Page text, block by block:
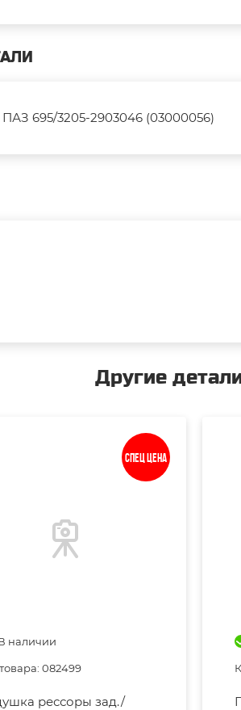
695/3205-2903046 (03000056)
Другие
Спец цена
наличии
082499
рессоры зад./